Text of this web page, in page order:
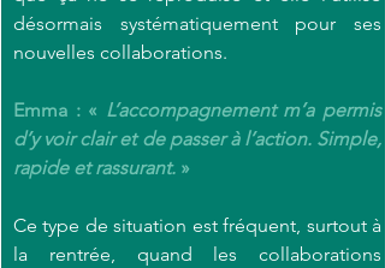
désormais systématiquement pour ses
nouvelles collaborations.
Emma : « L’accompagnement m’a permis
d’y voir clair et de passer à l’action. Simple,
rapide et rassurant. »
Ce type de situation est fréquent, surtout à
la rentrée, quand les collaborations